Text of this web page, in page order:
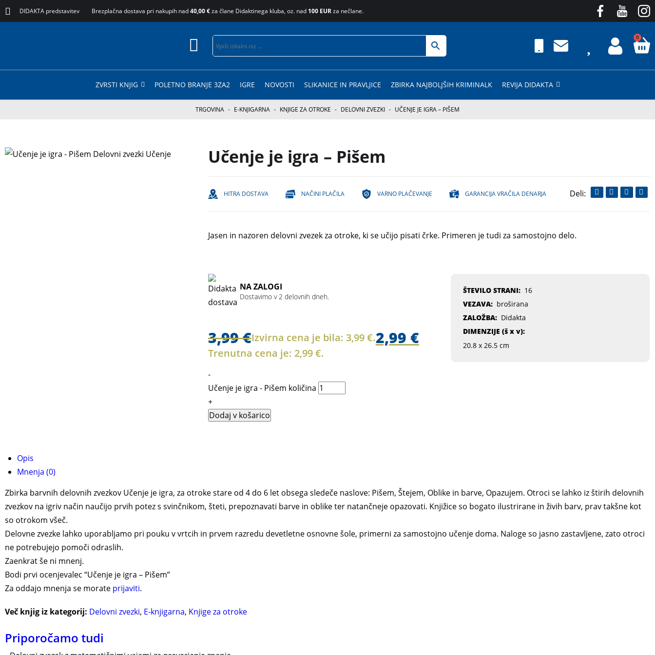
DIDAKTA predstavitev Brezplačna dostava pri nakupih nad40,00 €za člane Didaktinega kluba, oz. nad 100 EURza nečlane.
0
ZVRSTI KNJIG POLETNO BRANJE 3ZA2 IGRE NOVOSTI SLIKANICE IN PRAVLJICE ZBIRKA NAJBOLJŠIH KRIMINALK REVIJA DIDAKTA
TRGOVINA - E-KNJIGARNA - KNJIGE ZA OTROKE - DELOVNI ZVEZKI - UČENJE JE IGRA – PIŠEM
Učenje je igra – Pišem
HITRA DOSTAVA NAČINI PLAČILA VARNO PLAČEVANJE GARANCIJA VRAČILA DENARJA
Jasen in nazoren delovni zvezek za otroke, ki se učijo pisati črke. Primeren je tudi za samostojno delo.
NA ZALOGI
Dostavimo v 2 delovnih dneh.
3,99€Izvirna cena je bila: 3,99 €.2,99 €
Trenutna cena je: 2,99 €.
-
Učenje je igra - Pišem količina
+
Dodaj v košarico
ŠTEVILO STRANI: 16
VEZAVA: broširana
ZALOŽBA: Didakta
DIMENZIJE (š x v):
20.8 x 26.5 cm
Opis
Mnenja (0)
Zbirka barvnih delovnih zvezkov Učenje je igra, za otroke stare od 4 do 6 let obsega sledeče naslove: Pišem, Štejem, Oblike in barve, Opazujem. Otroci se lahko iz štirih delovnih
zvezkov na igriv način naučijo prvih potez s svinčnikom, šteti, prepoznavati barve in oblike ter natančneje opazovati. Knjižice so bogato ilustrirane in živih barv, prav takšne kot
so otrokom všeč.
Delovne zvezke lahko uporabljamo pri pouku v vrtcih in prvem razredu devetletne osnovne šole, primerni za samostojno učenje doma. Naloge so jasno zastavljene, zato otroci
ne potrebujejo pomoči odraslih.
Zaenkrat še ni mnenj.
Bodi prvi ocenjevalec “Učenje je igra – Pišem”
Za oddajo mnenja se morate prijaviti.
Več knjig iz kategorij: Delovni zvezki, E-knjigarna, Knjige za otroke
Priporočamo tudi